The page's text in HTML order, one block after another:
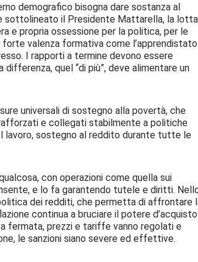
demografico bisogna dare sostanza al
sottolineato il Presidente Mattarella, la lotta
e propria ossessione per la politica, per le
valenza formativa come l’apprendistato
I rapporti a termine devono essere
quel “di più”, deve alimentare un
universali di sostegno alla povertà, che
e collegati stabilmente a politiche
lavoro, sostegno al reddito durante tutte le
con operazioni come quella sui
e lo fa garantendo tutele e diritti.
dei redditi, che permetta di affrontare
continua a bruciare il potere d’acquisto
fermata, prezzi e tariffe vanno regolati e
le sanzioni siano severe ed effettive.